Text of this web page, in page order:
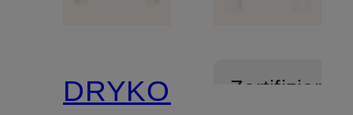
DRYKORN
Zertifiziert